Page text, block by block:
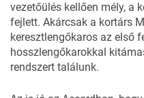
vezetőülés kellően mély, a
fejlett. Akárcsak a kortárs
keresztlengőkaros az első
hosszlengőkarokkal
rendszert találunk.